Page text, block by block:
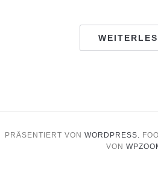
PRÄSENTIERT VON WORDPRESS.
VON